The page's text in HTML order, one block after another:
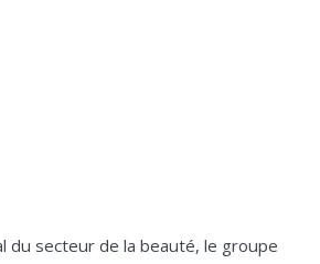
du secteur de la beauté, le groupe